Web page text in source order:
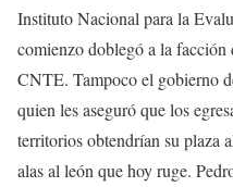
Instituto Nacional para la
comienzo doblegó a la
CNTE. Tampoco el gobierno
quien les aseguró que los
territorios obtendrían su plaza
alas al león que hoy ruge.